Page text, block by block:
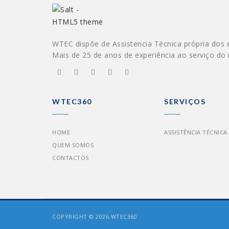
WTEC dispõe de Assistencia Técnica própria
Mais de 25 de anos de experiência ao serviço
WTEC360
HOME
QUEM SOMOS
CONTACTOS
SERVIÇOS
ASSISTÊNCIA TÉCNICA
COPYRIGHT © 2026 WTEC360